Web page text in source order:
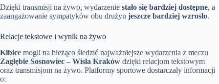
Dzięki transmisji na żywo, wydarzenie stało się bardziej dostępne, a
zaangażowanie sympatyków obu drużyn jeszcze bardziej wzrosło.
Relacje tekstowe i wynik na żywo
Kibice mogli na bieżąco śledzić najważniejsze wydarzenia z meczu
Zagłębie Sosnowiec – Wisła Kraków dzięki relacjom tekstowym
oraz transmisjom na żywo. Platformy sportowe dostarczały informacji
o: